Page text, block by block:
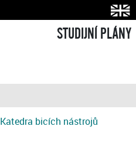
STUDIJNÍ PLÁNY
Katedra bicích nástrojů